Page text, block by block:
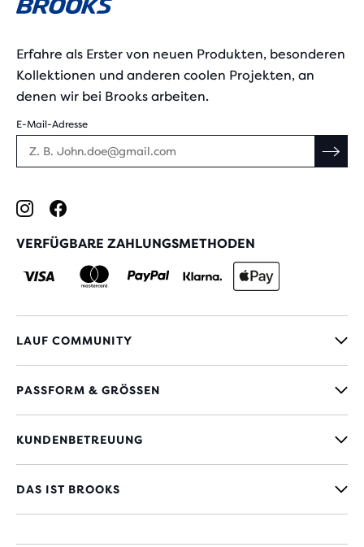
Erfahre als Erster von neuen Produkten, besonderen
Kollektionen und anderen coolen Projekten, an
denen wir bei Brooks arbeiten.
E-Mail-Adresse
VERFÜGBARE ZAHLUNGSMETHODEN
LAUF COMMUNITY
PASSFORM & GRÖSSEN
KUNDENBETREUUNG
DAS IST BROOKS